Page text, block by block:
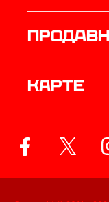
Карте